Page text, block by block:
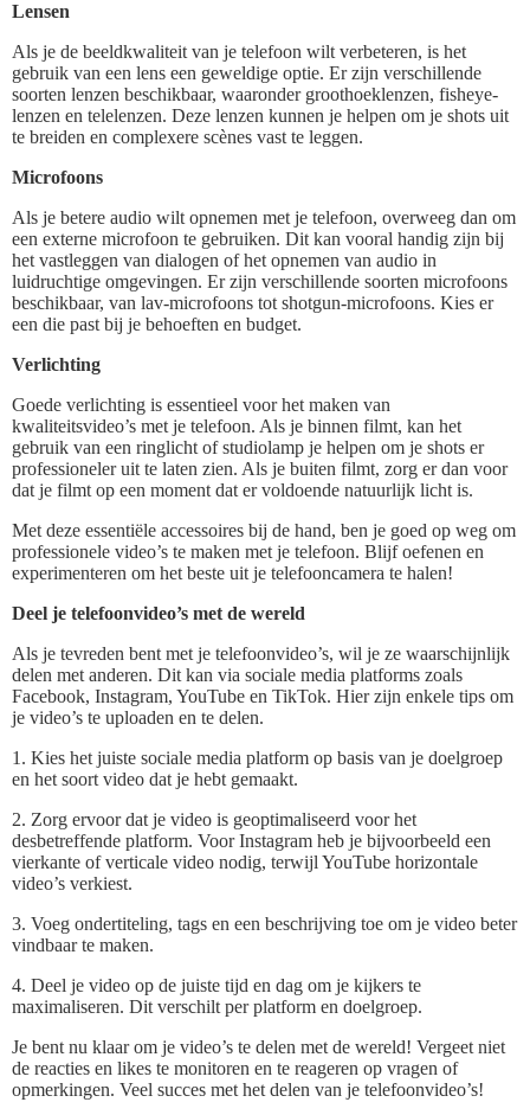
Lensen
Als je de beeldkwaliteit van je telefoon wilt verbeteren, is het
gebruik van een lens een geweldige optie. Er zijn verschillende
soorten lenzen beschikbaar, waaronder groothoeklenzen, fisheye-
lenzen en telelenzen. Deze lenzen kunnen je helpen om je shots uit
te breiden en complexere scènes vast te leggen.
Microfoons
Als je betere audio wilt opnemen met je telefoon, overweeg dan om
een externe microfoon te gebruiken. Dit kan vooral handig zijn bij
het vastleggen van dialogen of het opnemen van audio in
luidruchtige omgevingen. Er zijn verschillende soorten microfoons
beschikbaar, van lav-microfoons tot shotgun-microfoons. Kies er
een die past bij je behoeften en budget.
Verlichting
Goede verlichting is essentieel voor het maken van
kwaliteitsvideo’s met je telefoon. Als je binnen filmt, kan het
gebruik van een ringlicht of studiolamp je helpen om je shots er
professioneler uit te laten zien. Als je buiten filmt, zorg er dan voor
dat je filmt op een moment dat er voldoende natuurlijk licht is.
Met deze essentiële accessoires bij de hand, ben je goed op weg om
professionele video’s te maken met je telefoon. Blijf oefenen en
experimenteren om het beste uit je telefooncamera te halen!
Deel je telefoonvideo’s met de wereld
Als je tevreden bent met je telefoonvideo’s, wil je ze waarschijnlijk
delen met anderen. Dit kan via sociale media platforms zoals
Facebook, Instagram, YouTube en TikTok. Hier zijn enkele tips om
je video’s te uploaden en te delen.
1. Kies het juiste sociale media platform op basis van je doelgroep
en het soort video dat je hebt gemaakt.
2. Zorg ervoor dat je video is geoptimaliseerd voor het
desbetreffende platform. Voor Instagram heb je bijvoorbeeld een
vierkante of verticale video nodig, terwijl YouTube horizontale
video’s verkiest.
3. Voeg ondertiteling, tags en een beschrijving toe om je video beter
vindbaar te maken.
4. Deel je video op de juiste tijd en dag om je kijkers te
maximaliseren. Dit verschilt per platform en doelgroep.
Je bent nu klaar om je video’s te delen met de wereld! Vergeet niet
de reacties en likes te monitoren en te reageren op vragen of
opmerkingen. Veel succes met het delen van je telefoonvideo’s!